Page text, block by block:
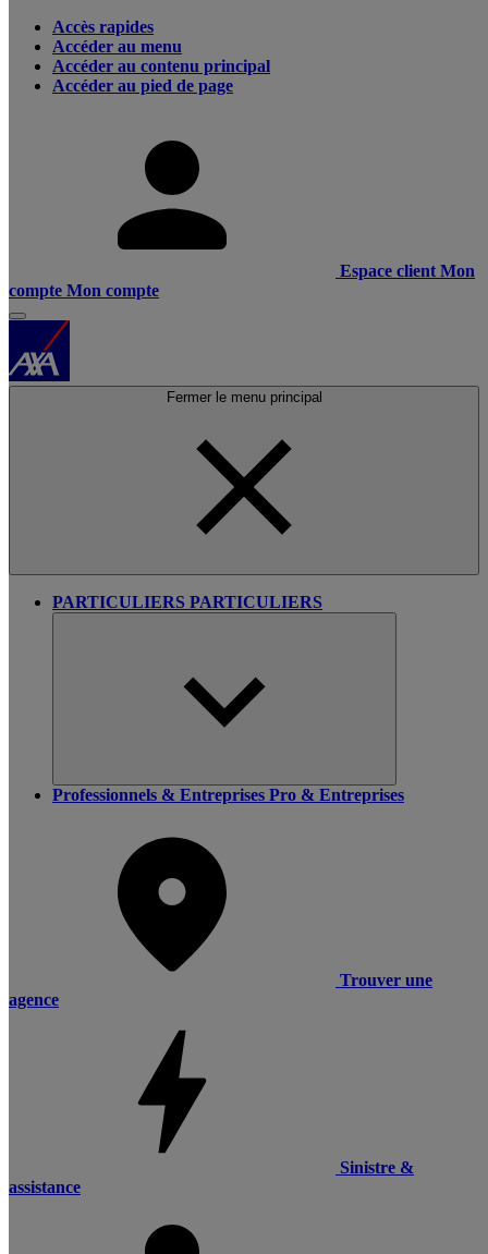
Accès rapides
Accéder au menu
Accéder au contenu principal
Accéder au pied de page
Espace client Mon
compte Mon compte
Fermer le menu principal
PARTICULIERS PARTICULIERS
Professionnels & Entreprises Pro & Entreprises
Trouver une
agence
Sinistre &
assistance